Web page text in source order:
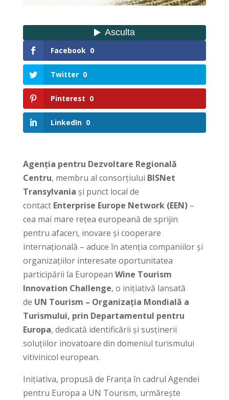
Facebook 0
Twitter 0
Pinterest 0
LinkedIn 0
Agenția pentru Dezvoltare Regională
Centru, membru al consorțiului BISNet
Transylvania și punct local de
contact Enterprise Europe Network (EEN)–
cea mai mare rețea europeană de sprijin
pentru afaceri, inovare și cooperare
internațională – aduce în atenția companiilor și
organizațiilor interesate oportunitatea
participării la European Wine Tourism
Innovation Challenge, o inițiativă lansată
de UN Tourism – Organizația Mondială a
Turismului, prin Departamentul pentru
Europa, dedicată identificării și susținerii
soluțiilor inovatoare din domeniul turismului
vitivinicol european.
Inițiativa, propusă de Franța în cadrul Agendei
pentru Europa a UN Tourism, urmărește